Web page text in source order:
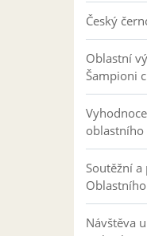
Český
Oblastní
Šampioni
Soutěžní
Návštěva